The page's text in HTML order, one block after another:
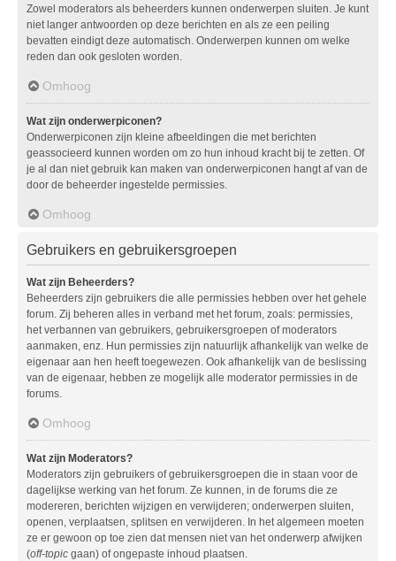
Zowel moderators als beheerders kunnen onderwerpen sluiten. Je kunt
niet langer antwoorden op deze berichten en als ze een peiling
bevatten eindigt deze automatisch. Onderwerpen kunnen om welke
reden dan ook gesloten worden.
Omhoog
Wat zijn onderwerpiconen?
Onderwerpiconen zijn kleine afbeeldingen die met berichten
geassocieerd kunnen worden om zo hun inhoud kracht bij te zetten. Of
je al dan niet gebruik kan maken van onderwerpiconen hangt af van de
door de beheerder ingestelde permissies.
Omhoog
Gebruikers en gebruikersgroepen
Wat zijn Beheerders?
Beheerders zijn gebruikers die alle permissies hebben over het gehele
forum. Zij beheren alles in verband met het forum, zoals: permissies,
het verbannen van gebruikers, gebruikersgroepen of moderators
aanmaken, enz. Hun permissies zijn natuurlijk afhankelijk van welke de
eigenaar aan hen heeft toegewezen. Ook afhankelijk van de beslissing
van de eigenaar, hebben ze mogelijk alle moderator permissies in de
forums.
Omhoog
Wat zijn Moderators?
Moderators zijn gebruikers of gebruikersgroepen die in staan voor de
dagelijkse werking van het forum. Ze kunnen, in de forums die ze
modereren, berichten wijzigen en verwijderen; onderwerpen sluiten,
openen, verplaatsen, splitsen en verwijderen. In het algemeen moeten
ze er gewoon op toe zien dat mensen niet van het onderwerp afwijken
(off-topic gaan) of ongepaste inhoud plaatsen.